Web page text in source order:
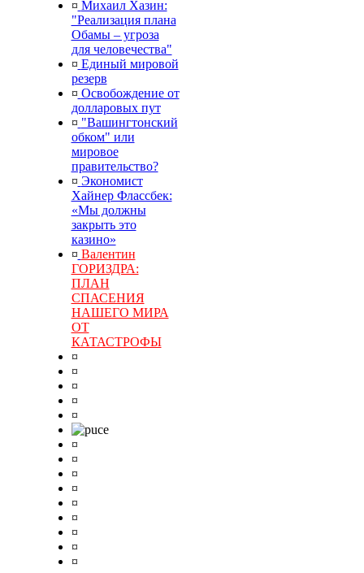
¤ Михаил Хазин:
"Реализация плана
Обамы – угроза
для человечества"
¤ Единый мировой
резерв
¤ Освобождение от
долларовых пут
¤ "Вашингтонский
обком" или
мировое
правительство?
¤ Экономист
Хайнер Флассбек:
«Мы должны
закрыть это
казино»
¤ Валентин
ГОРИЗДРА:
ПЛАН
СПАСЕНИЯ
НАШЕГО МИРА
ОТ
КАТАСТРОФЫ
¤
¤
¤
¤
¤
¤
¤
¤
¤
¤
¤
¤
¤
¤